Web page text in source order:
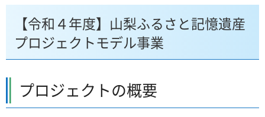
【令和４年度】山梨ふるさと記憶遺産
プロジェクトモデル事業
プロジェクトの概要